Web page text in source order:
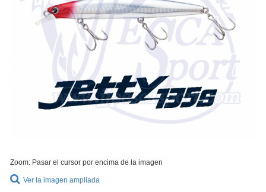
Zoom: Pasar el cursor por encima de la imagen
Ver la imagen ampliada